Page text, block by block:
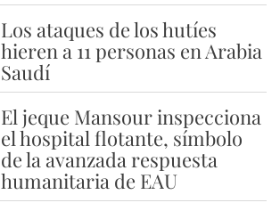
Los ataques de los hutíes
hieren a 11 personas en Arabia
Saudí
El jeque Mansour inspecciona
el hospital flotante, símbolo
de la avanzada respuesta
humanitaria de EAU